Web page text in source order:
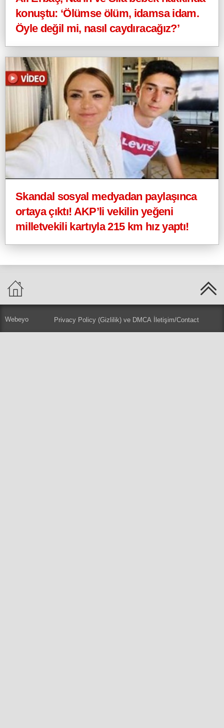
konuştu: ‘Ölümse ölüm, idamsa idam.
Öyle değil mi, nasıl caydıracağız?’
Skandal sosyal medyadan paylaşınca
ortaya çıktı! AKP’li vekilin yeğeni
milletvekili kartıyla 215 km hız yaptı!
Webeyo Privacy Policy (Gizlilik) ve DMCA İletişim/Contact